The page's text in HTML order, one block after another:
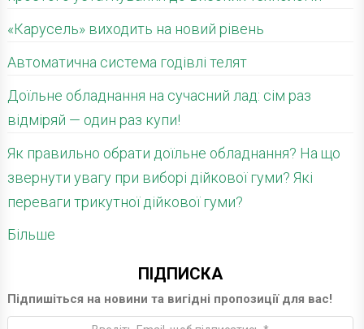
«Карусель» виходить на новий рівень
Автоматична система годівлі телят
Доїльне обладнання на сучасний лад: сім раз
відміряй — один раз купи!
Як правильно обрати доїльне обладнання? На що
звернути увагу при виборі дійкової гуми? Які
переваги трикутної дійкової гуми?
Більше
ПІДПИСКА
Підпишіться на новини та вигідні пропозиції для вас!